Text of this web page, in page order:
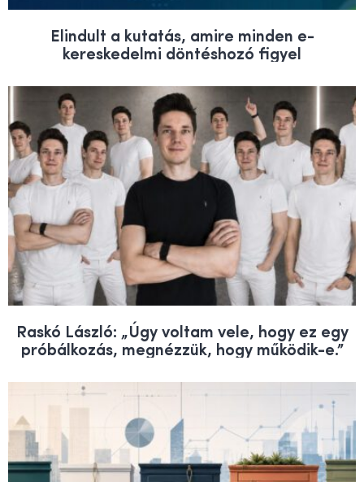
Elindult a kutatás, amire minden e-
kereskedelmi döntéshozó figyel
Raskó László: „Úgy voltam vele, hogy ez egy
próbálkozás, megnézzük, hogy működik-e.”